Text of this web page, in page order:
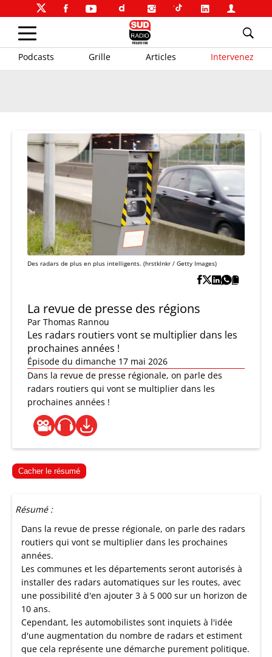
Podcasts Grille Articles Intervenez
Des radars de plus en plus intelligents. (hrstklnkr / Getty Images)
La revue de presse des régions
Par Thomas Rannou
Les radars routiers vont se multiplier dans les
prochaines années !
Épisode du dimanche 17 mai 2026
Dans la revue de presse régionale, on parle des
radars routiers qui vont se multiplier dans les
prochaines années !
Cacher le résumé
Résumé :
Dans la revue de presse régionale, on parle des radars
routiers qui vont se multiplier dans les prochaines
années.
Les communes et les départements seront autorisés à
installer des radars automatiques sur les routes, avec
une possibilité d'en ajouter 3 à 5 000 sur un horizon de
10 ans.
Cependant, les automobilistes sont inquiets à l'idée
d'une augmentation du nombre de radars et estiment
que cela représente une démarche purement politique.